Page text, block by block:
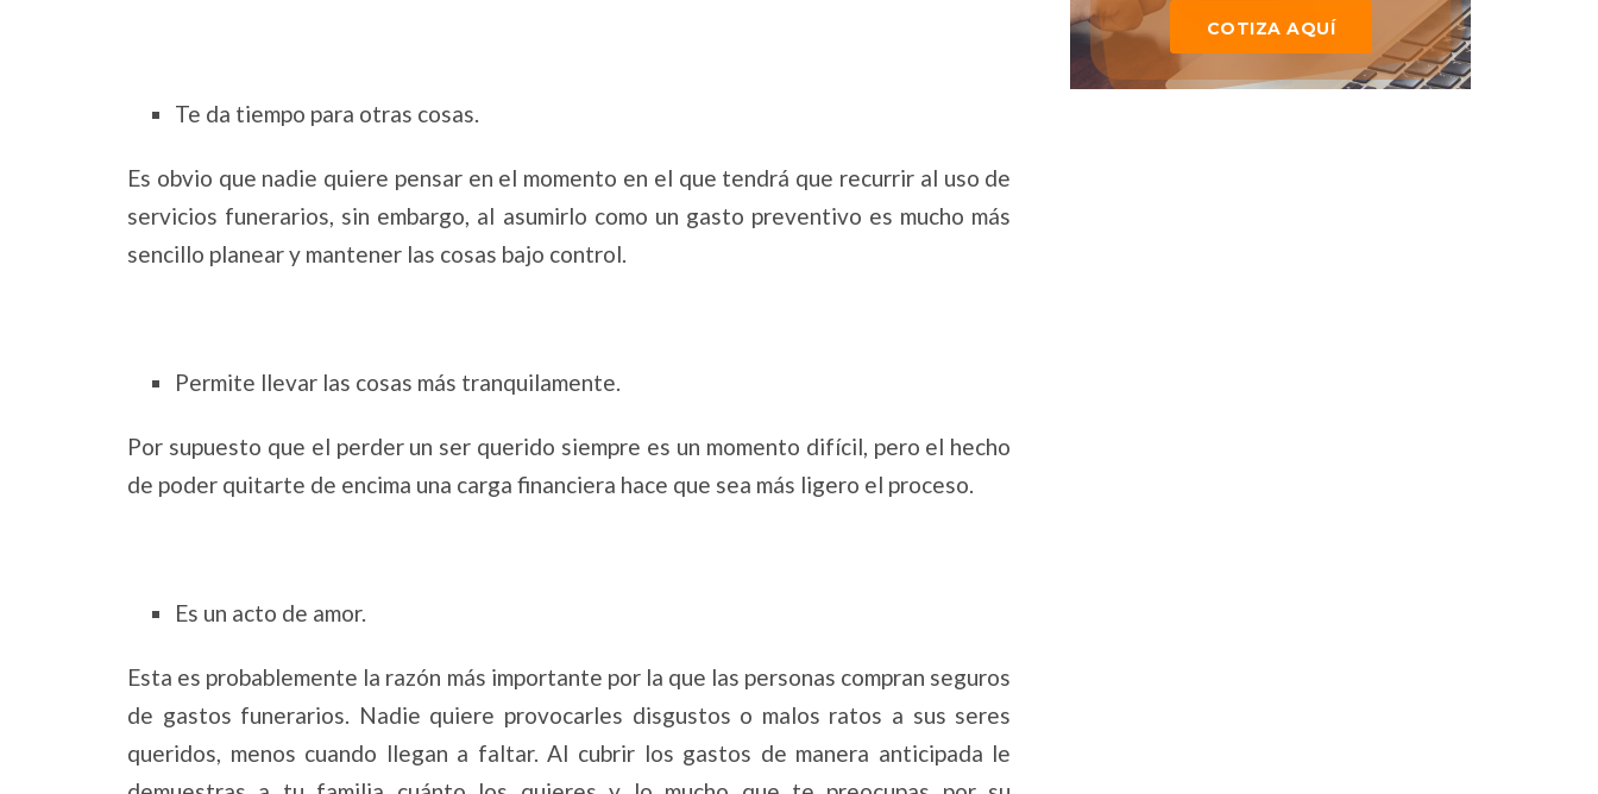
Te da tiempo para otras cosas.
Es obvio que nadie quiere pensar en el momento en el que tendrá que recurrir al uso de
servicios funerarios, sin embargo, al asumirlo como un gasto preventivo es mucho más
sencillo planear y mantener las cosas bajo control.
Permite llevar las cosas más tranquilamente.
Por supuesto que el perder un ser querido siempre es un momento difícil, pero el hecho
de poder quitarte de encima una carga financiera hace que sea más ligero el proceso.
Es un acto de amor.
Esta es probablemente la razón más importante por la que las personas compran seguros
de gastos funerarios. Nadie quiere provocarles disgustos o malos ratos a sus seres
queridos, menos cuando llegan a faltar. Al cubrir los gastos de manera anticipada le
COTIZA AQUÍ